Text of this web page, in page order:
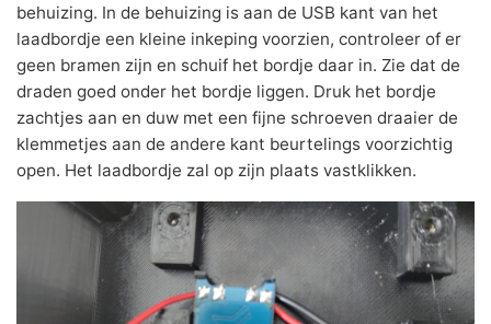
behuizing. In de behuizing is aan de USB kant van het
laadbordje een kleine inkeping voorzien, controleer of er
geen bramen zijn en schuif het bordje daar in. Zie dat de
draden goed onder het bordje liggen. Druk het bordje
zachtjes aan en duw met een fijne schroeven draaier de
klemmetjes aan de andere kant beurtelings voorzichtig
open. Het laadbordje zal op zijn plaats vastklikken.